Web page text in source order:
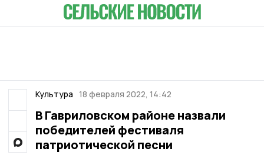
Культура 18 февраля 2022, 14:42
В Гавриловском районе назвали
победителей фестиваля
патриотической песни